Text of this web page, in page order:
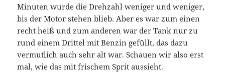
Minuten wurde die Drehzahl weniger und weniger,
bis der Motor stehen blieb. Aber es war zum einen
recht heiß und zum anderen war der Tank nur zu
rund einem Drittel mit Benzin gefüllt, das dazu
vermutlich auch sehr alt war. Schauen wir also erst
mal, wie das mit frischem Sprit aussieht.